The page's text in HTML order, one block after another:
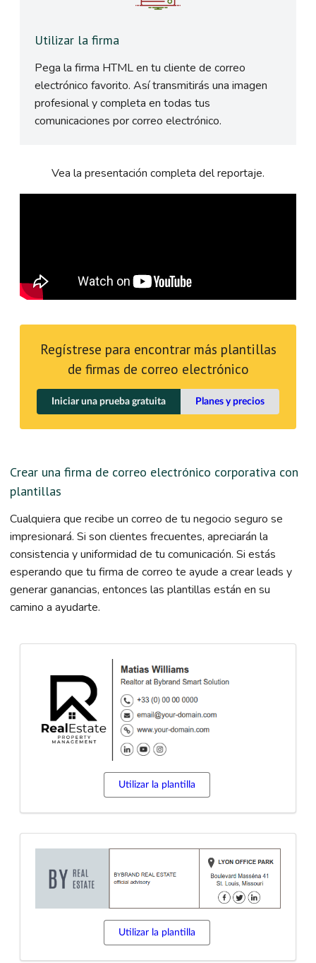
Utilizar la firma
Pega la firma HTML en tu cliente de correo
electrónico favorito. Así transmitirás una imagen
profesional y completa en todas tus
comunicaciones por correo electrónico.
Vea la presentación completa del reportaje.
Regístrese para encontrar más plantillas
de firmas de correo electrónico
Iniciar una prueba gratuita Planes y precios
Crear una firma de correo electrónico corporativa con
plantillas
Cualquiera que recibe un correo de tu negocio seguro se
impresionará. Si son clientes frecuentes, apreciarán la
consistencia y uniformidad de tu comunicación. Si estás
esperando que tu firma de correo te ayude a crear leads y
generar ganancias, entonces las plantillas están en su
camino a ayudarte.
Utilizar la plantilla
Utilizar la plantilla